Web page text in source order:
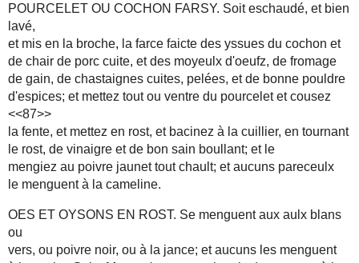
POURCELET OU COCHON FARSY. Soit eschaudé, et bien
lavé,
et mis en la broche, la farce faicte des yssues du cochon et
de chair de porc cuite, et des moyeulx d'oeufz, de fromage
de gain, de chastaignes cuites, pelées, et de bonne pouldre
d'espices; et mettez tout ou ventre du pourcelet et cousez
<<87>>
la fente, et mettez en rost, et bacinez à la cuillier, en tournant
le rost, de vinaigre et de bon sain boullant; et le
mengiez au poivre jaunet tout chault; et aucuns pareceulx
le menguent à la cameline.
OES ET OYSONS EN ROST. Se menguent aux aulx blans
ou
vers, ou poivre noir, ou à la jance; et aucuns les menguent